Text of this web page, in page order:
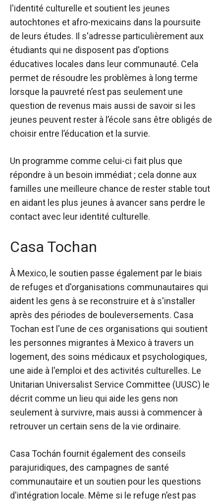
l'identité culturelle et soutient les jeunes
autochtones et afro-mexicains dans la poursuite
de leurs études. Il s'adresse particulièrement aux
étudiants qui ne disposent pas d'options
éducatives locales dans leur communauté. Cela
permet de résoudre les problèmes à long terme
lorsque la pauvreté n’est pas seulement une
question de revenus mais aussi de savoir si les
jeunes peuvent rester à l’école sans être obligés de
choisir entre l’éducation et la survie.
Un programme comme celui-ci fait plus que
répondre à un besoin immédiat ; cela donne aux
familles une meilleure chance de rester stable tout
en aidant les plus jeunes à avancer sans perdre le
contact avec leur identité culturelle.
Casa Tochan
À Mexico, le soutien passe également par le biais
de refuges et d'organisations communautaires qui
aident les gens à se reconstruire et à s'installer
après des périodes de bouleversements. Casa
Tochan est l'une de ces organisations qui soutient
les personnes migrantes à Mexico à travers un
logement, des soins médicaux et psychologiques,
une aide à l'emploi et des activités culturelles. Le
Unitarian Universalist Service Committee (UUSC) le
décrit comme un lieu qui aide les gens non
seulement à survivre, mais aussi à commencer à
retrouver un certain sens de la vie ordinaire.
Casa Tochán fournit également des conseils
parajuridiques, des campagnes de santé
communautaire et un soutien pour les questions
d'intégration locale. Même si le refuge n’est pas